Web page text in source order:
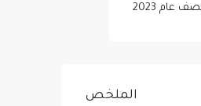
الملخص